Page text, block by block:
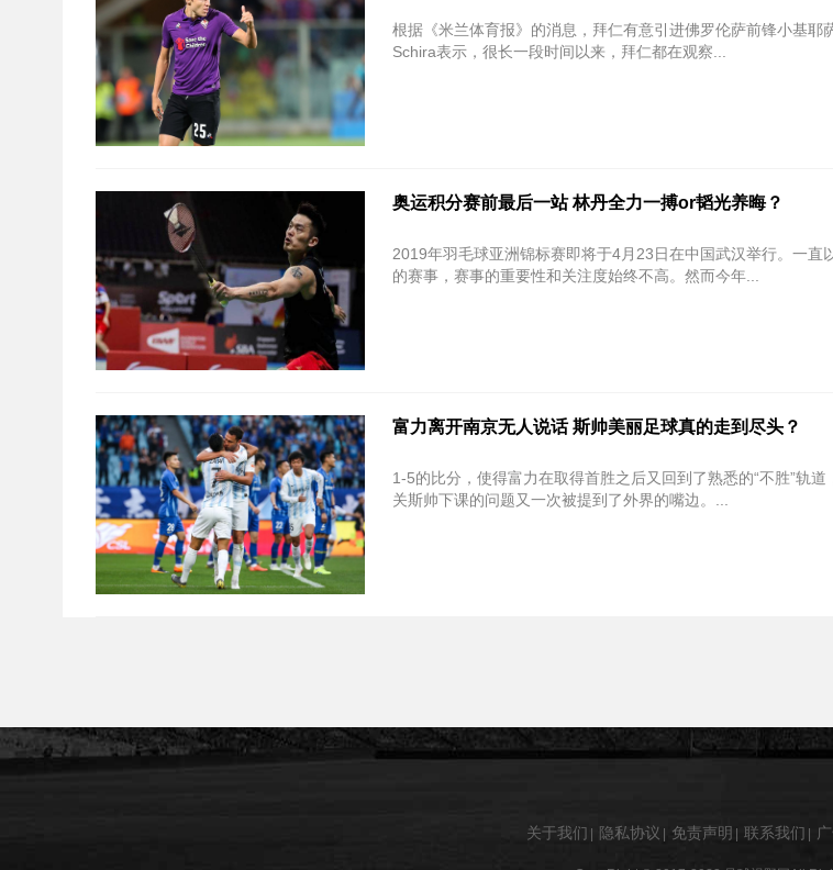
根据《米兰体育报》的消息，拜仁有意引进佛罗伦萨前锋小基耶
Schira表示，很长一段时间以来，拜仁都在观察...
奥运积分赛前最后一站 林丹全力一搏or韬光养晦？
2019年羽毛球亚洲锦标赛即将于4月23日在中国武汉举行。一直
的赛事，赛事的重要性和关注度始终不高。然而今年...
富力离开南京无人说话 斯帅美丽足球真的走到尽头？
1-5的比分，使得富力在取得首胜之后又回到了熟悉的“不胜”轨
关斯帅下课的问题又一次被提到了外界的嘴边。...
关于我们 隐私协议 免责声明 联系我们